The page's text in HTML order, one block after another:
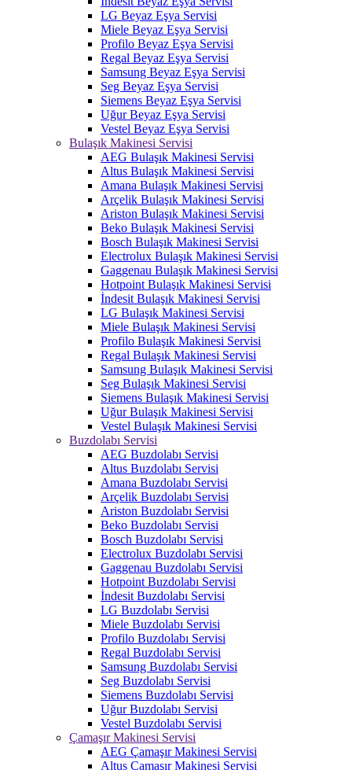
LG Beyaz Eşya Servisi
Miele Beyaz Eşya Servisi
Profilo Beyaz Eşya Servisi
Regal Beyaz Eşya Servisi
Samsung Beyaz Eşya Servisi
Seg Beyaz Eşya Servisi
Siemens Beyaz Eşya Servisi
Uğur Beyaz Eşya Servisi
Vestel Beyaz Eşya Servisi
Bulaşık Makinesi Servisi
AEG Bulaşık Makinesi Servisi
Altus Bulaşık Makinesi Servisi
Amana Bulaşık Makinesi Servisi
Arçelik Bulaşık Makinesi Servisi
Ariston Bulaşık Makinesi Servisi
Beko Bulaşık Makinesi Servisi
Bosch Bulaşık Makinesi Servisi
Electrolux Bulaşık Makinesi Servisi
Gaggenau Bulaşık Makinesi Servisi
Hotpoint Bulaşık Makinesi Servisi
İndesit Bulaşık Makinesi Servisi
LG Bulaşık Makinesi Servisi
Miele Bulaşık Makinesi Servisi
Profilo Bulaşık Makinesi Servisi
Regal Bulaşık Makinesi Servisi
Samsung Bulaşık Makinesi Servisi
Seg Bulaşık Makinesi Servisi
Siemens Bulaşık Makinesi Servisi
Uğur Bulaşık Makinesi Servisi
Vestel Bulaşık Makinesi Servisi
Buzdolabı Servisi
AEG Buzdolabı Servisi
Altus Buzdolabı Servisi
Amana Buzdolabı Servisi
Arçelik Buzdolabı Servisi
Ariston Buzdolabı Servisi
Beko Buzdolabı Servisi
Bosch Buzdolabı Servisi
Electrolux Buzdolabı Servisi
Gaggenau Buzdolabı Servisi
Hotpoint Buzdolabı Servisi
İndesit Buzdolabı Servisi
LG Buzdolabı Servisi
Miele Buzdolabı Servisi
Profilo Buzdolabı Servisi
Regal Buzdolabı Servisi
Samsung Buzdolabı Servisi
Seg Buzdolabı Servisi
Siemens Buzdolabı Servisi
Uğur Buzdolabı Servisi
Vestel Buzdolabı Servisi
Çamaşır Makinesi Servisi
AEG Çamaşır Makinesi Servisi
Altus Çamaşır Makinesi Servisi